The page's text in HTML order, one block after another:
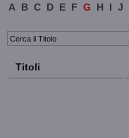
A B C D E F G H I J
Titoli